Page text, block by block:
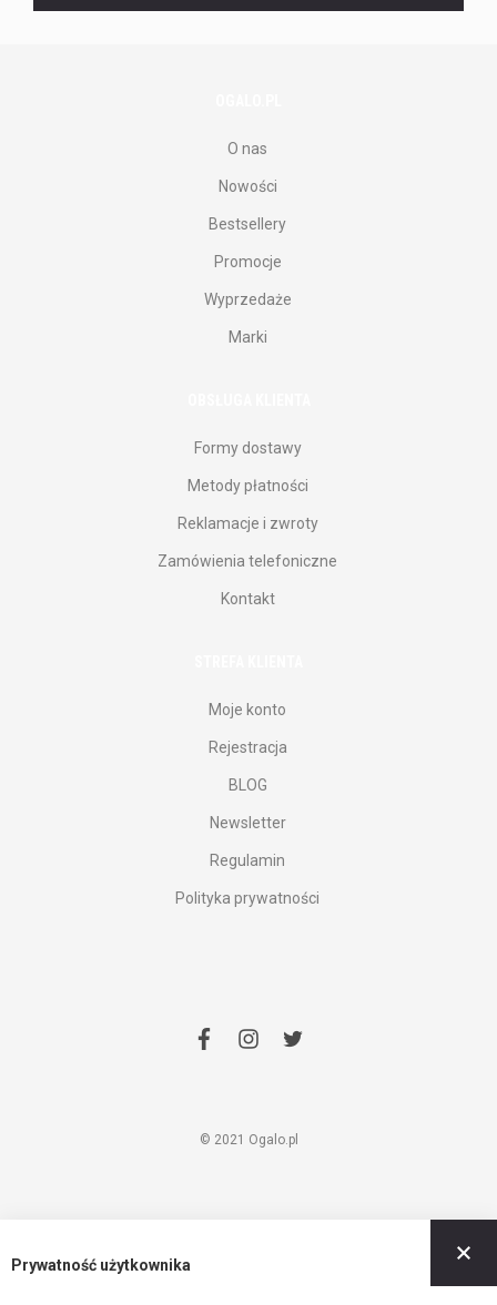
newslettera.
O nas
Nowości
Bestsellery
Promocje
Wyprzedaże
Marki
Formy dostawy
Metody płatności
Reklamacje i zwroty
Zamówienia telefoniczne
Kontakt
Moje konto
Rejestracja
BLOG
Newsletter
Regulamin
Polityka prywatności
facebook
instagram
twitter
© 2021 Ogalo.pl
Prywatność użytkownika